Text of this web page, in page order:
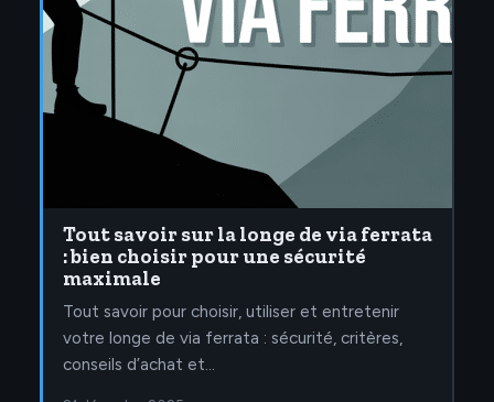
Tout savoir sur la longe de via ferrata
: bien choisir pour une sécurité
maximale
Tout savoir pour choisir, utiliser et entretenir
votre longe de via ferrata : sécurité, critères,
conseils d’achat et…